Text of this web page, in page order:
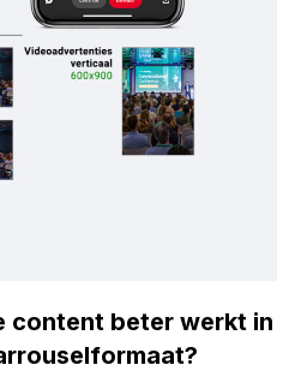
content beter werkt in